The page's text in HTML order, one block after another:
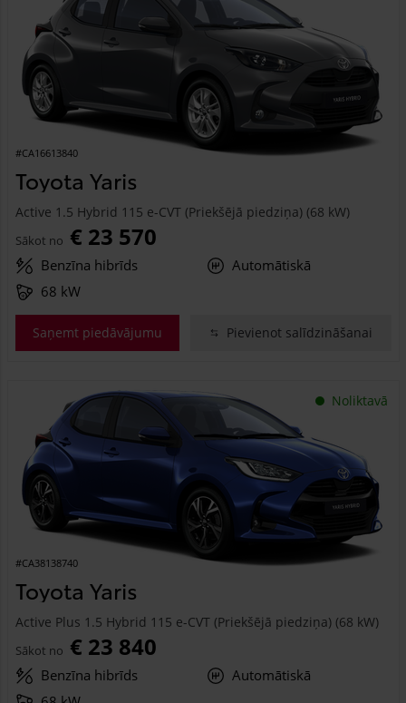
#CA16613840
Toyota Yaris
Active 1.5 Hybrid 115 e-CVT (Priekšējā piedziņa) (68 kW)
Sākot no € 23 570
Benzīna hibrīds
Automātiskā
68 kW
Saņemt piedāvājumu Pievienot salīdzināšanai
Noliktavā
#CA38138740
Toyota Yaris
Active Plus 1.5 Hybrid 115 e-CVT (Priekšējā piedziņa) (68 kW)
Sākot no € 23 840
Benzīna hibrīds
Automātiskā